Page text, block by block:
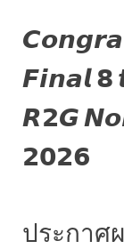
𝙁𝙞𝙣𝙖𝙡
𝙍𝟮𝙂
𝟮𝟬𝟮𝟲
ประกาศ